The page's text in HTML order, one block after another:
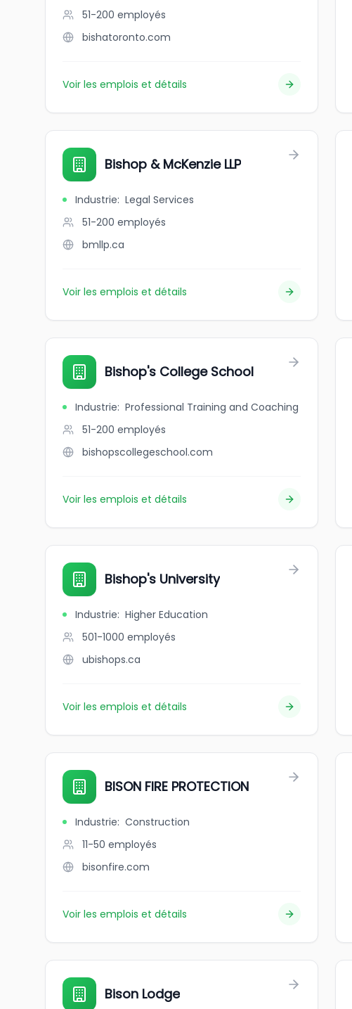
51-200 employés
bishatoronto.com
Voir les emplois et détails
Bishop & McKenzie LLP
Industrie: Legal Services
51-200 employés
bmllp.ca
Voir les emplois et détails
Bishop's College School
Industrie: Professional Training and Coaching
51-200 employés
bishopscollegeschool.com
Voir les emplois et détails
Bishop's University
Industrie: Higher Education
501-1000 employés
ubishops.ca
Voir les emplois et détails
BISON FIRE PROTECTION
Industrie: Construction
11-50 employés
bisonfire.com
Voir les emplois et détails
Bison Lodge